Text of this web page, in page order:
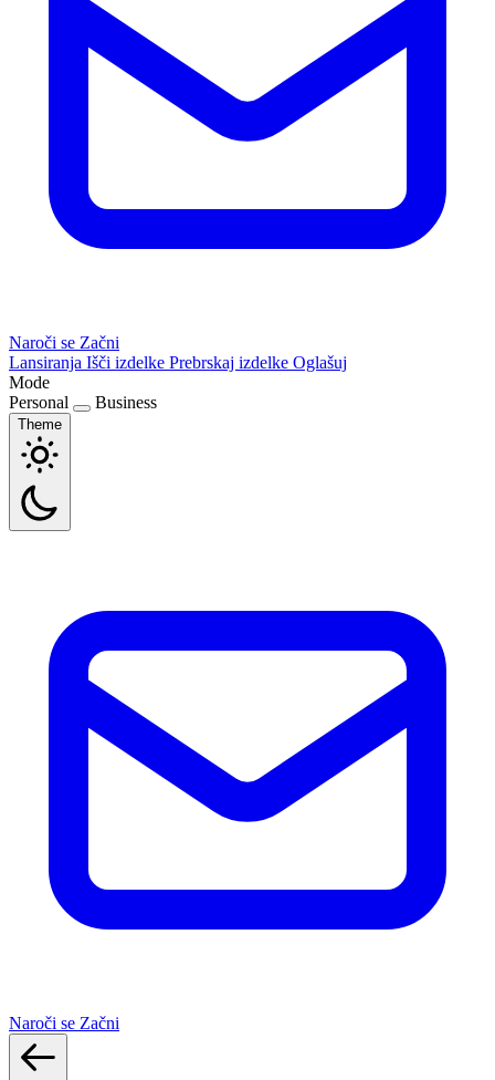
Naroči se Začni
Lansiranja Išči izdelke Prebrskaj izdelke Oglašuj
Mode
Personal
Business
Theme
Naroči se Začni